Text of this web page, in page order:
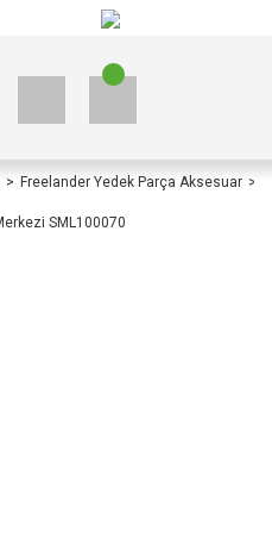
Freelander Yedek Parça Aksesuar